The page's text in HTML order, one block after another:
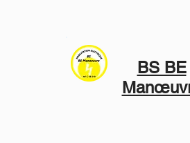
BS BE